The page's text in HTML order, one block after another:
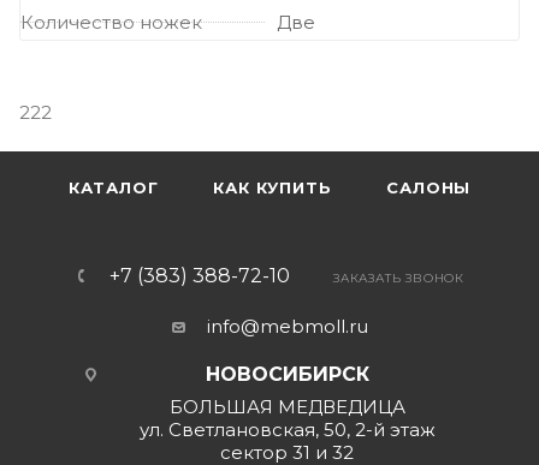
Количество ножек
Две
222
КАТАЛОГ КАК КУПИТЬ САЛОНЫ
+7 (383) 388-72-10 ЗАКАЗАТЬ ЗВОНОК
info@mebmoll.ru
НОВОСИБИРСК
БОЛЬШАЯ МЕДВЕДИЦА
ул. Светлановская, 50, 2-й этаж
сектор 31 и 32